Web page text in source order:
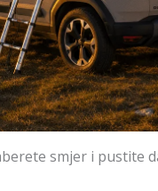
smjer i pustite